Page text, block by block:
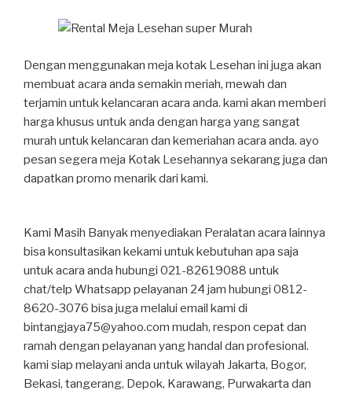
Dengan menggunakan meja kotak Lesehan ini juga akan
membuat acara anda semakin meriah, mewah dan
terjamin untuk kelancaran acara anda. kami akan memberi
harga khusus untuk anda dengan harga yang sangat
murah untuk kelancaran dan kemeriahan acara anda. ayo
pesan segera meja Kotak Lesehannya sekarang juga dan
dapatkan promo menarik dari kami.
Kami Masih Banyak menyediakan Peralatan acara lainnya
bisa konsultasikan kekami untuk kebutuhan apa saja
untuk acara anda hubungi 021-82619088 untuk
chat/telp Whatsapp pelayanan 24 jam hubungi 0812-
8620-3076 bisa juga melalui email kami di
bintangjaya75@yahoo.com mudah, respon cepat dan
ramah dengan pelayanan yang handal dan profesional.
kami siap melayani anda untuk wilayah Jakarta, Bogor,
Bekasi, tangerang, Depok, Karawang, Purwakarta dan